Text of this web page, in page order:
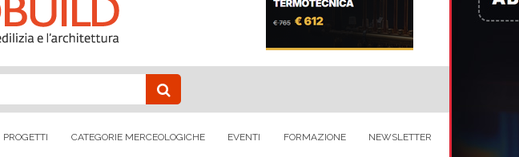
PROGETTI CATEGORIE MERCEOLOGICHE EVENTI FORMAZIONE NEWSLETTER